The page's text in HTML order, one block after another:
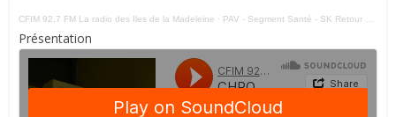
CFIM 92,7 FM La radio des Iles de la Madeleine · PAV - Segment Santé - SK Retour Médicament
Présentation